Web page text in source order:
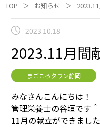
TOP ＞ お知らせ ＞
2023.10.18
2023.11月間
まごころタウン静岡
みなさんこんにちは！
管理栄養士の谷垣です＾
11月の献立ができまし